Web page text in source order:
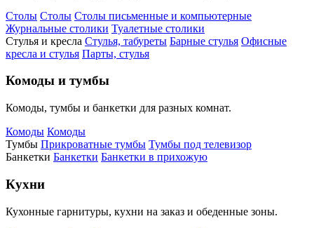
Столы Столы Столы письменные и компьютерные
Журнальные столики Туалетные столики
Стулья и кресла Стулья, табуреты Барные стулья Офисные
кресла и стулья Парты, стулья
Комоды и тумбы
Комоды, тумбы и банкетки для разных комнат.
Комоды Комоды
Тумбы Прикроватные тумбы Тумбы под телевизор
Банкетки Банкетки Банкетки в прихожую
Кухни
Кухонные гарнитуры, кухни на заказ и обеденные зоны.